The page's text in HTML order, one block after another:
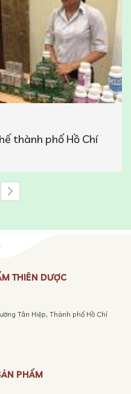
thành phố Hồ Chí
THIÊN DƯỢC
Tân Hiệp, Thành phố Hồ Chí
PHẨM